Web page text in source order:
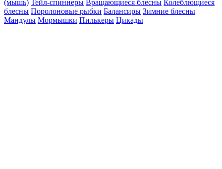
(мышь) Тейл-спиннеры Вращающиеся блесны Колеблющиеся
блесны Поролоновые рыбки Балансиры Зимние блесны
Мандулы Мормышки Пилькеры Цикады